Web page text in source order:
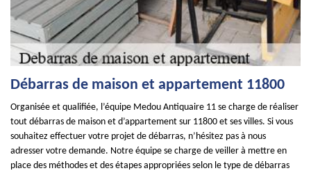
Débarras de maison et appartement 11800
Organisée et qualifiée, l’équipe Medou Antiquaire 11 se charge de réaliser
tout débarras de maison et d’appartement sur 11800 et ses villes. Si vous
souhaitez effectuer votre projet de débarras, n’hésitez pas à nous
adresser votre demande. Notre équipe se charge de veiller à mettre en
place des méthodes et des étapes appropriées selon le type de débarras